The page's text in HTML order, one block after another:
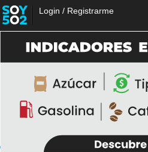
Login / Registrarme